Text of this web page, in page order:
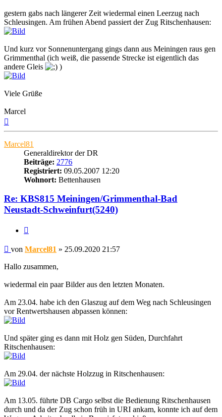
gestern gabs nach längerer Zeit wiedermal einen Leerzug nach
Schleusingen. Am frühen Abend passiert der Zug Ritschenhausen:
Und kurz vor Sonnenuntergang gings dann aus Meiningen raus gen
Grimmenthal (ich weiß, die passende Strecke ist eigentlich das
andere Gleis
)
Viele Grüße
Marcel
Marcel81
Generaldirektor der DR
Beiträge: 2776
Registriert: 09.05.2007 12:20
Wohnort: Bettenhausen
Re: KBS815 Meiningen/Grimmenthal-Bad
Neustadt-Schweinfurt(5240)
Beitrag
von Marcel81 » 25.09.2020 21:57
Hallo zusammen,
wiedermal ein paar Bilder aus den letzten Monaten.
Am 23.04. habe ich den Glaszug auf dem Weg nach Schleusingen
vor Rentwertshausen abpassen können:
Und später ging es dann mit Holz gen Süden, Durchfahrt
Ritschenhausen:
Am 29.04. der nächste Holzzug in Ritschenhausen:
Am 13.05. führte DB Cargo selbst die Bedienung Ritschenhausen
durch und da der Zug schon früh in URI ankam, konnte ich auf dem